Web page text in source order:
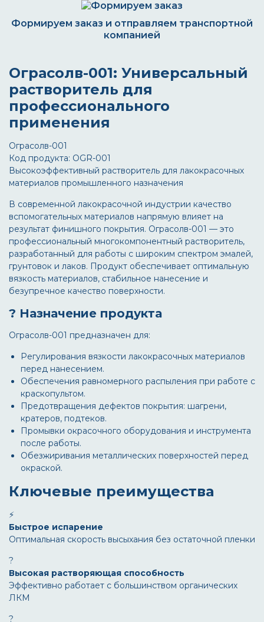
Формируем заказ и отправляем транспортной
компанией
Ограсолв-001: Универсальный
растворитель для
профессионального
применения
Ограсолв-001
Код продукта: OGR-001
Высокоэффективный растворитель для лакокрасочных
материалов промышленного назначения
В современной лакокрасочной индустрии качество
вспомогательных материалов напрямую влияет на
результат финишного покрытия. Ограсолв-001 — это
профессиональный многокомпонентный растворитель,
разработанный для работы с широким спектром эмалей,
грунтовок и лаков. Продукт обеспечивает оптимальную
вязкость материалов, стабильное нанесение и
безупречное качество поверхности.
? Назначение продукта
Ограсолв-001 предназначен для:
Регулирования вязкости лакокрасочных материалов
перед нанесением.
Обеспечения равномерного распыления при работе с
краскопультом.
Предотвращения дефектов покрытия: шагрени,
кратеров, подтеков.
Промывки окрасочного оборудования и инструмента
после работы.
Обезжиривания металлических поверхностей перед
окраской.
Ключевые преимущества
⚡
Быстрое испарение
Оптимальная скорость высыхания без остаточной пленки
?
Высокая растворяющая способность
Эффективно работает с большинством органических
ЛКМ
?️